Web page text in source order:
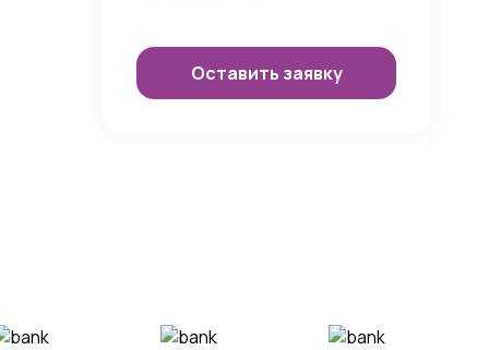
Оставить заявку